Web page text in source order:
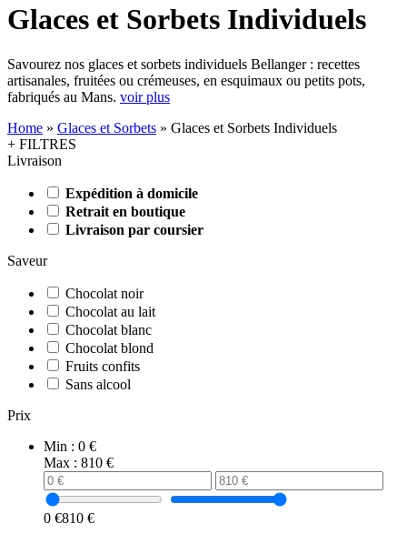
Glaces et Sorbets Individuels
Savourez nos glaces et sorbets individuels Bellanger : recettes
artisanales, fruitées ou crémeuses, en esquimaux ou petits pots,
fabriqués au Mans. voir plus
Home » Glaces et Sorbets » Glaces et Sorbets Individuels
+ FILTRES
Livraison
Expédition à domicile
Retrait en boutique
Livraison par coursier
Saveur
Chocolat noir
Chocolat au lait
Chocolat blanc
Chocolat blond
Fruits confits
Sans alcool
Prix
Min : 0 €
Max : 810 €
0 €810 €